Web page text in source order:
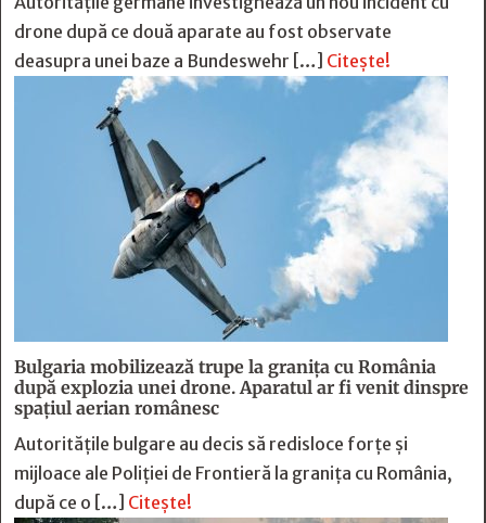
drone după ce două aparate au fost observate
deasupra unei baze a Bundeswehr […] Citește!
Bulgaria mobilizează trupe la granița cu România
după explozia unei drone. Aparatul ar fi venit dinspre
spațiul aerian românesc
Autoritățile bulgare au decis să redisloce forțe și
mijloace ale Poliției de Frontieră la granița cu România,
după ce o […] Citește!